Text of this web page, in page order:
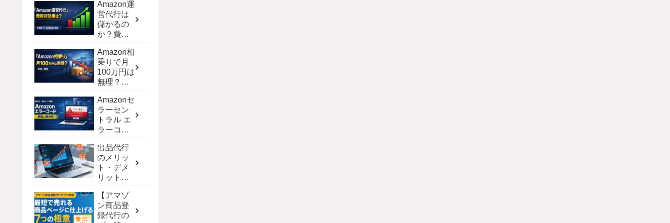
Amazon運
営代行は
儲かるの
か？費用
シミュレ
ーション
で徹底解
剖
Amazon相
乗りで月
100万円は
無理？現
する戦略
Amazonセ
ラーセン
トラル エ
ラーコー
略！解決
策と一覧
【保存
版】
出品代行
のメリッ
ト・デメ
リット｜
別の費用
と選び方
【アマゾ
ン商品登
録代行の